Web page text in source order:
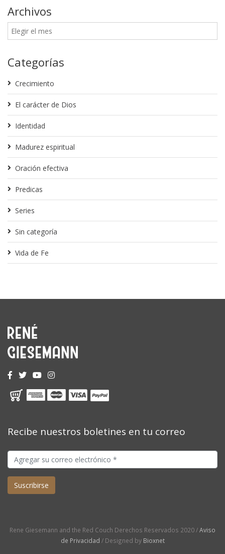
Archivos
Categorías
Crecimiento
El carácter de Dios
Identidad
Madurez espiritual
Oración efectiva
Predicas
Series
Sin categoría
Vida de Fe
Recibe nuestros boletines en tu correo
Rene Giesemann and the Red Couch Derechos Reservados 2020 /Aviso
de Privacidad / Designed by Bioxnet